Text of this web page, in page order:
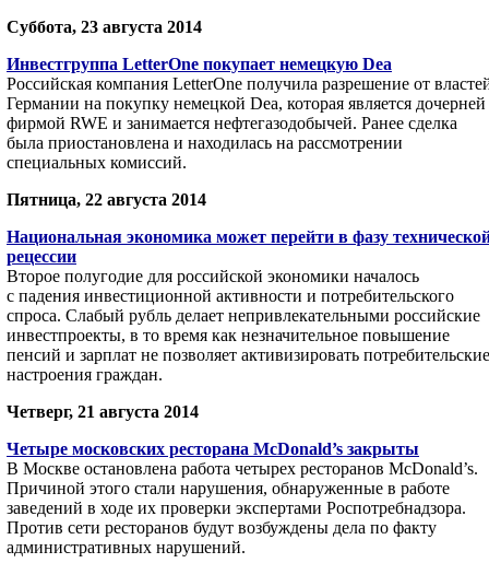
Суббота, 23 августа 2014
Инвестгруппа LetterOne покупает немецкую Dea
Российская компания LetterOne получила разрешение от
Германии на покупку немецкой Dea, которая является дочерней
фирмой RWE и занимается нефтегазодобычей. Ранее сделка
была приостановлена и находилась на рассмотрении
специальных комиссий.
Пятница, 22 августа 2014
Национальная экономика может перейти в фазу
рецессии
Второе полугодие для российской экономики началось
с падения инвестиционной активности и потребительского
спроса. Слабый рубль делает непривлекательными российские
инвестпроекты, в то время как незначительное повышение
пенсий и зарплат не позволяет активизировать потребительские
настроения граждан.
Четверг, 21 августа 2014
Четыре московских ресторана McDonald’s закрыты
В Москве остановлена работа четырех ресторанов McDonald’s.
Причиной этого стали нарушения, обнаруженные в работе
заведений в ходе их проверки экспертами Роспотребнадзора.
Против сети ресторанов будут возбуждены дела по факту
административных нарушений.